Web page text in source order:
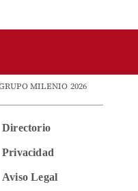
MILENIO 2026
Directorio
Privacidad
Aviso Legal